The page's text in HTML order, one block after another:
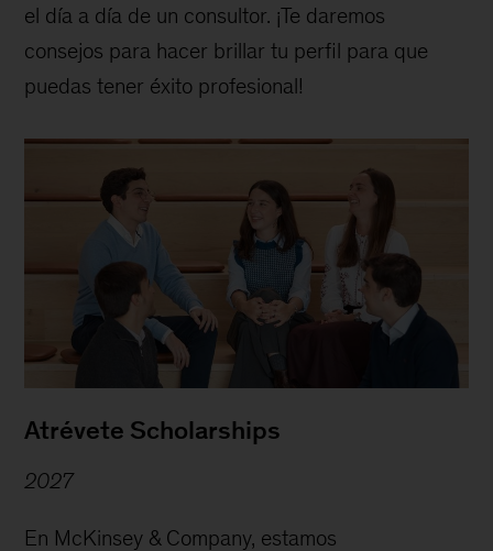
el día a día de un consultor. ¡Te daremos
consejos para hacer brillar tu perfil para que
puedas tener éxito profesional!
Atrévete Scholarships
2027
En McKinsey & Company, estamos